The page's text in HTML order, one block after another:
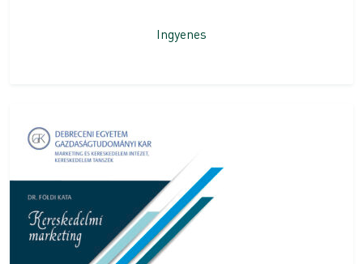
Ingyenes